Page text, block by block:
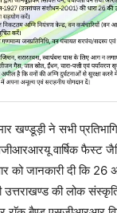
खण्डूड़ी ने सभी
वार्षिक
को जानकारी दी कि
उत्तराखण्ड की लोक